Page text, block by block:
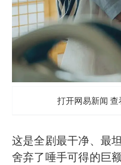
打开网易新闻
这是全剧最干净、最
舍弃了唾手可得的巨